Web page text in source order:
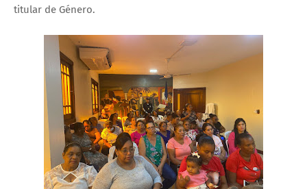
titular de Género.